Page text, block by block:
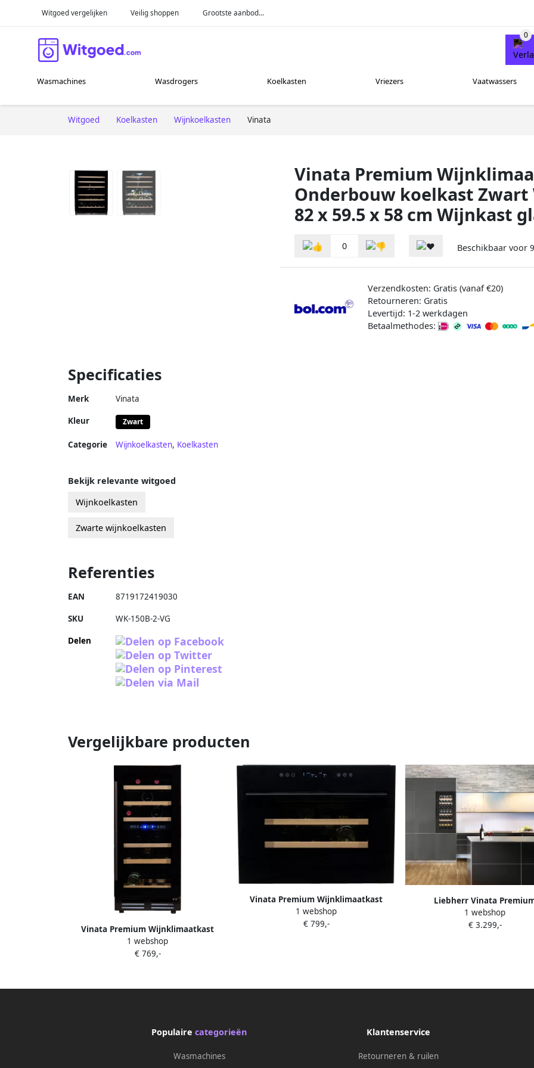
Witgoed vergelijken Veilig shoppen Grootste aanbod...
Wasmachines Wasdrogers Koelkasten Vriezers Vaatwassers
Witgoed Koelkasten Wijnkoelkasten Vinata
Vinata Premium
Onderbouw koelkast Zwart
82 x 59.5 x 58 cm Wijnkast
0 Beschikbaar voor
Verzendkosten: Gratis (vanaf €20)
Retourneren: Gratis
Levertijd: 1-2 werkdagen
Betaalmethodes:
Specificaties
Merk Vinata
Kleur Zwart
Categorie Wijnkoelkasten, Koelkasten
Bekijk relevante witgoed
Wijnkoelkasten
Zwarte wijnkoelkasten
Referenties
EAN 8719172419030
SKU WK-150B-2-VG
Delen
Vergelijkbare producten
Vinata Premium Wijnklimaatkast
Vrijstaand en Onderbouw koelkast
Zwart Wijnkoelkast 32 flessen 84.6 x 38
1 webshop
€ 769,-
Vinata Premium Wijnklimaatkast
Inbouw koelkast Zwart Wijnkoelkast
24 flessen 45.3 x 59.2x 56.3 cm
1 webshop
€ 799,-
Liebherr Vinata
Wijnklimaatkast Vinidor
51 flessen 121.8 x 55.7x 57.2 cm
1 webshop
€ 3.299,-
Populaire categorieën
Wasmachines
Klantenservice
Retourneren & ruilen